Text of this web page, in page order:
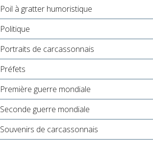
Poil à gratter humoristique
Politique
Portraits de carcassonnais
Préfets
Première guerre mondiale
Seconde guerre mondiale
Souvenirs de carcassonnais